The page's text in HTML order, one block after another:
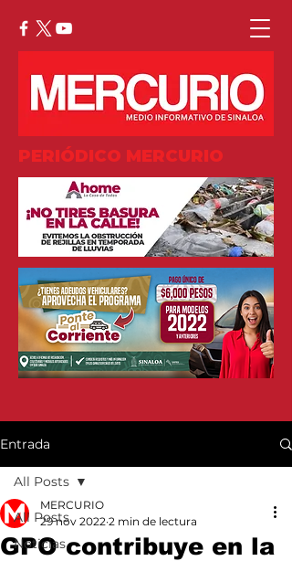
PERIÓDICO MERCURIO
Entrada
All Posts
Noticias
All Posts
GPO contribuye en la
MERCURIO
29 nov 2022 2 min de lectura